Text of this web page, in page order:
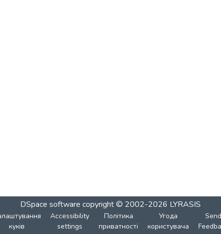
DSpace software copyright © 2002-2026 LYRASIS
куків
Accessibility
settings
Політика
приватності
Угода
користувача
Send